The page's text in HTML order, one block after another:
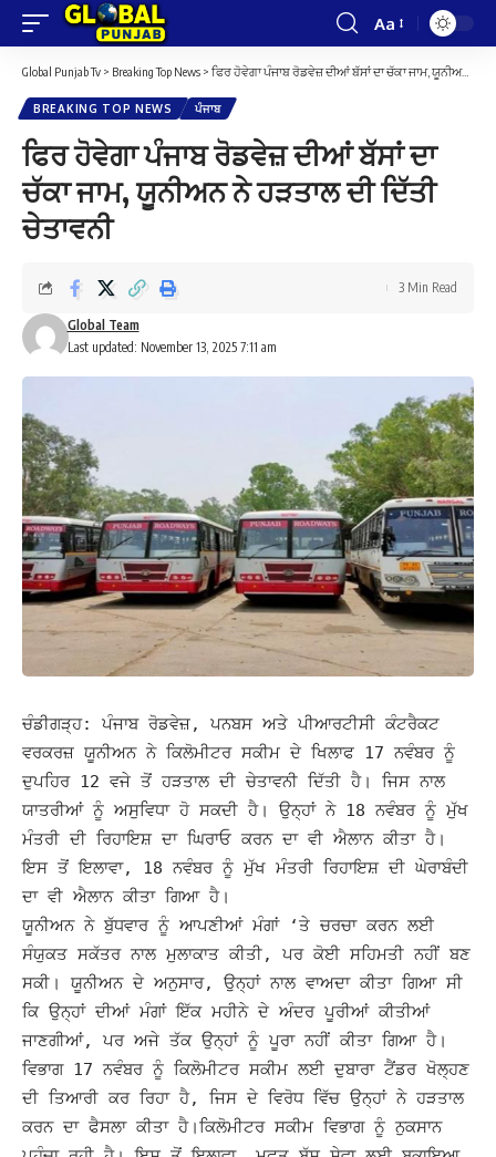
Font
Resizer
Aa
Global Punjab Tv > Breaking Top News > ਫਿਰ ਹੋਵੇਗਾ ਪੰਜਾਬ ਰੋਡਵੇਜ਼ ਦੀਆਂ ਬੱਸਾਂ ਦਾ ਚੱਕਾ ਜਾਮ, ਯੂਨੀਅਨ ਨੇ ਹੜਤਾਲ ਦੀ ਦਿੱਤੀ ਚੇਤਾਵਨੀ
BREAKING TOP NEWS ਪੰਜਾਬ
ਫਿਰ ਹੋਵੇਗਾ ਪੰਜਾਬ ਰੋਡਵੇਜ਼ ਦੀਆਂ ਬੱਸਾਂ ਦਾ
ਚੱਕਾ ਜਾਮ, ਯੂਨੀਅਨ ਨੇ ਹੜਤਾਲ ਦੀ ਦਿੱਤੀ
ਚੇਤਾਵਨੀ
Last updated: November 13, 2025 7:11 am
Global Team
3 Min Read
ਚੰਡੀਗੜ੍ਹ: ਪੰਜਾਬ ਰੋਡਵੇਜ਼, ਪਨਬਸ ਅਤੇ ਪੀਆਰਟੀਸੀ ਕੰਟਰੈਕਟ
ਵਰਕਰਜ਼ ਯੂਨੀਅਨ ਨੇ ਕਿਲੋਮੀਟਰ ਸਕੀਮ ਦੇ ਖਿਲਾਫ 17 ਨਵੰਬਰ ਨੂੰ
ਦੁਪਹਿਰ 12 ਵਜੇ ਤੋਂ ਹੜਤਾਲ ਦੀ ਚੇਤਾਵਨੀ ਦਿੱਤੀ ਹੈ। ਜਿਸ ਨਾਲ
ਯਾਤਰੀਆਂ ਨੂੰ ਅਸੁਵਿਧਾ ਹੋ ਸਕਦੀ ਹੈ। ਉਨ੍ਹਾਂ ਨੇ 18 ਨਵੰਬਰ ਨੂੰ ਮੁੱਖ
ਮੰਤਰੀ ਦੀ ਰਿਹਾਇਸ਼ ਦਾ ਘਿਰਾਓ ਕਰਨ ਦਾ ਵੀ ਐਲਾਨ ਕੀਤਾ ਹੈ।
ਇਸ ਤੋਂ ਇਲਾਵਾ, 18 ਨਵੰਬਰ ਨੂੰ ਮੁੱਖ ਮੰਤਰੀ ਰਿਹਾਇਸ਼ ਦੀ ਘੇਰਾਬੰਦੀ
ਦਾ ਵੀ ਐਲਾਨ ਕੀਤਾ ਗਿਆ ਹੈ।
ਯੂਨੀਅਨ ਨੇ ਬੁੱਧਵਾਰ ਨੂੰ ਆਪਣੀਆਂ ਮੰਗਾਂ ‘ਤੇ ਚਰਚਾ ਕਰਨ ਲਈ
ਸੰਯੁਕਤ ਸਕੱਤਰ ਨਾਲ ਮੁਲਾਕਾਤ ਕੀਤੀ, ਪਰ ਕੋਈ ਸਹਿਮਤੀ ਨਹੀਂ ਬਣ
ਸਕੀ। ਯੂਨੀਅਨ ਦੇ ਅਨੁਸਾਰ, ਉਨ੍ਹਾਂ ਨਾਲ ਵਾਅਦਾ ਕੀਤਾ ਗਿਆ ਸੀ
ਕਿ ਉਨ੍ਹਾਂ ਦੀਆਂ ਮੰਗਾਂ ਇੱਕ ਮਹੀਨੇ ਦੇ ਅੰਦਰ ਪੂਰੀਆਂ ਕੀਤੀਆਂ
ਜਾਣਗੀਆਂ, ਪਰ ਅਜੇ ਤੱਕ ਉਨ੍ਹਾਂ ਨੂੰ ਪੂਰਾ ਨਹੀਂ ਕੀਤਾ ਗਿਆ ਹੈ।
ਵਿਭਾਗ 17 ਨਵੰਬਰ ਨੂੰ ਕਿਲੋਮੀਟਰ ਸਕੀਮ ਲਈ ਦੁਬਾਰਾ ਟੈਂਡਰ ਖੋਲ੍ਹਣ
ਦੀ ਤਿਆਰੀ ਕਰ ਰਿਹਾ ਹੈ, ਜਿਸ ਦੇ ਵਿਰੋਧ ਵਿੱਚ ਉਨ੍ਹਾਂ ਨੇ ਹੜਤਾਲ
ਕਰਨ ਦਾ ਫੈਸਲਾ ਕੀਤਾ ਹੈ।ਕਿਲੋਮੀਟਰ ਸਕੀਮ ਵਿਭਾਗ ਨੂੰ ਨੁਕਸਾਨ